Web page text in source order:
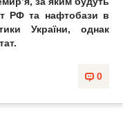
РФ та нафтобази в
України, однак
0